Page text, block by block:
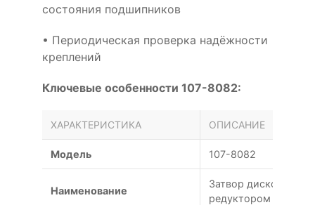
состояния подшипников
• Периодическая проверка надёжности
креплений
Ключевые особенности 107-8082:
ХАРАКТЕРИСТИКА ОПИСАНИЕ
Модель 107-8082
Наименование
Затвор дисковый
редуктором